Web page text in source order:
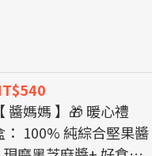
食料理
醬媽媽 】​🎁 暖心禮
： ​100% 純綜合堅果醬